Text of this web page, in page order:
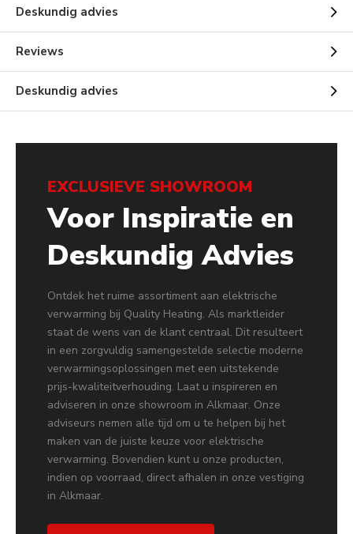
Deskundig advies
Reviews
Deskundig advies
EXCLUSIEVE SHOWROOM
Voor Inspiratie en
Deskundig Advies
Ontdek het ruime assortiment aan elektrische
verwarming bij Quality Heating. Als marktleider
staat de wens van de klant centraal. Dit resulteert
in een zorgvuldig samengestelde selectie moderne
verwarmingsoplossingen met een uitstekende
prijs-kwaliteitverhouding. Laat u inspireren en
adviseren in onze showroom in Alkmaar. Onze
adviseurs nemen alle tijd om u te helpen bij het
maken van de juiste keuze voor elektrische
verwarming. Bovendien kunt u onze producten,
indien op voorraad, direct afhalen in onze vestiging
in Alkmaar.